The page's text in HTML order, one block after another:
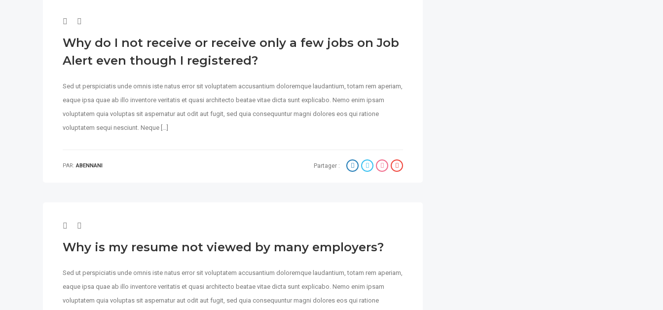
Why do I not receive or receive only a few jobs on Job
Alert even though I registered?
Sed ut perspiciatis unde omnis iste natus error sit voluptatem accusantium doloremque laudantium, totam rem aperiam,
eaque ipsa quae ab illo inventore veritatis et quasi architecto beatae vitae dicta sunt explicabo. Nemo enim ipsam
voluptatem quia voluptas sit aspernatur aut odit aut fugit, sed quia consequuntur magni dolores eos qui ratione
voluptatem sequi nesciunt. Neque […]
PAR:ABENNANI Partager :
Why is my resume not viewed by many employers?
Sed ut perspiciatis unde omnis iste natus error sit voluptatem accusantium doloremque laudantium, totam rem aperiam,
eaque ipsa quae ab illo inventore veritatis et quasi architecto beatae vitae dicta sunt explicabo. Nemo enim ipsam
voluptatem quia voluptas sit aspernatur aut odit aut fugit, sed quia consequuntur magni dolores eos qui ratione